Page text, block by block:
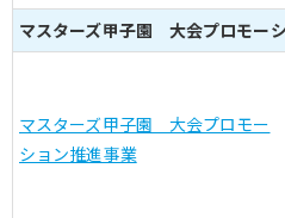
マスターズ甲子園 大会プロモー
マスターズ甲子園 大会プロモー
ション推進事業